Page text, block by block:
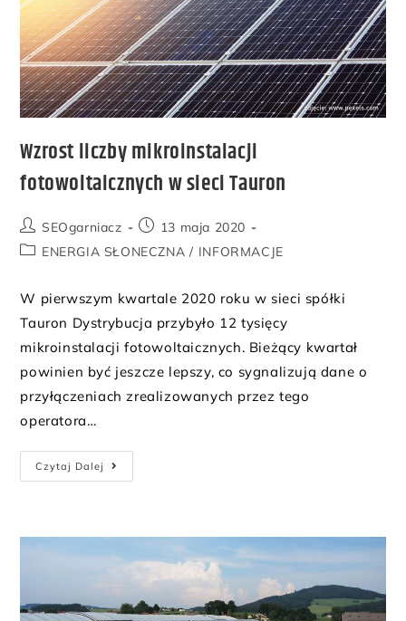
Wzrost liczby mikroinstalacji
fotowoltaicznych w sieci Tauron
SEOgarniacz
13 maja 2020
ENERGIA SŁONECZNA / INFORMACJE
W pierwszym kwartale 2020 roku w sieci spółki
Tauron Dystrybucja przybyło 12 tysięcy
mikroinstalacji fotowoltaicznych. Bieżący kwartał
powinien być jeszcze lepszy, co sygnalizują dane o
przyłączeniach zrealizowanych przez tego
operatora…
Czytaj Dalej